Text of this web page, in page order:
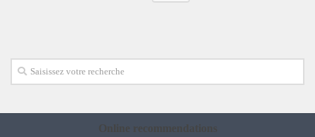
Online recommendations